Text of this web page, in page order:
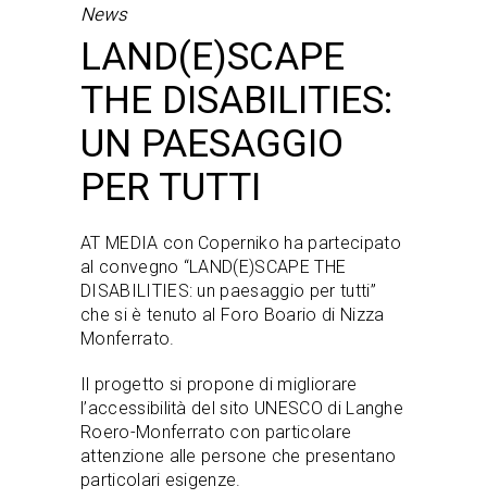
News
LAND(E)SCAPE
THE DISABILITIES:
UN PAESAGGIO
PER TUTTI
AT MEDIA con Coperniko ha partecipato
al convegno “LAND(E)SCAPE THE
DISABILITIES: un paesaggio per tutti”
che si è tenuto al Foro Boario di Nizza
Monferrato.
Il progetto si propone di migliorare
l’accessibilità del sito UNESCO di Langhe
Roero-Monferrato con particolare
attenzione alle persone che presentano
particolari esigenze.